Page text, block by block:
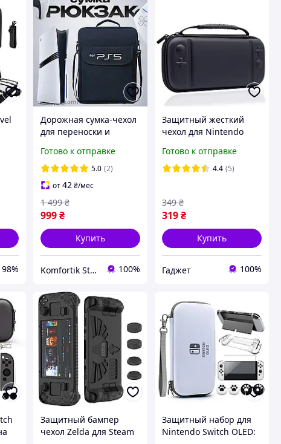
98%
Дорожная сумка-чехол
для переноски и
PlayStation PS5 PS4 и 2
геймпада Защитный
чехол для плойки
черная
Готово к отправке
5.0 (2)
от42 ₴/мес
999 ₴
1 499 ₴
Купить
Komfortik Store 100%
Защитный жесткий
чехол для Nintendo
Черный
Готово к отправке
4.4 (5)
319₴
349 ₴
Купить
Гаджет 100%
Защитный бампер
чехол Zelda для Steam
Защитный набор для
Nintendo Switch OLED: